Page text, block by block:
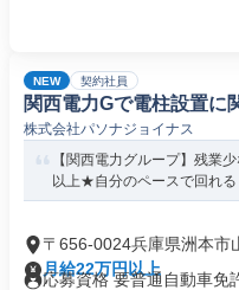
NEW 契約社員
関西電力Gで電柱設置に
株式会社パソナジョイナス
【関西電力グループ】残業
以上★自分のペースで回れる
〒656-0024兵庫県洲本市
月給22万円以上
応募資格 要普通自動車免